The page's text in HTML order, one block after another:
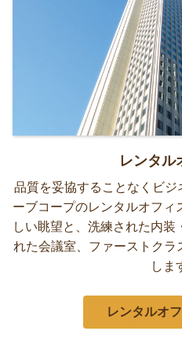
レンタル
品質を妥協することなくビ
ーブコープのレンタルオフィ
しい眺望と、洗練された内
れた会議室、ファーストク
しま
レンタルオ